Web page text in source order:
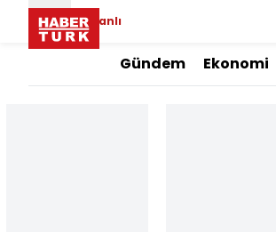
Canlı
Gündem Ekonomi